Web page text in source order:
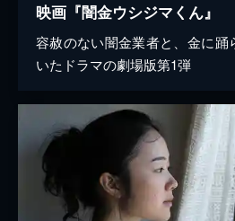
映画『闇金ウシジマくん』
容赦のない闇金業者と、金に踊
いたドラマの劇場版第1弾